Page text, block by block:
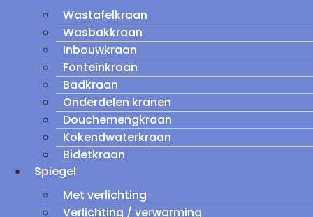
Wastafelkraan
Wasbakkraan
Inbouwkraan
Fonteinkraan
Badkraan
Onderdelen kranen
Douchemengkraan
Kokendwaterkraan
Bidetkraan
Spiegel
Met verlichting
Verlichting / verwarming